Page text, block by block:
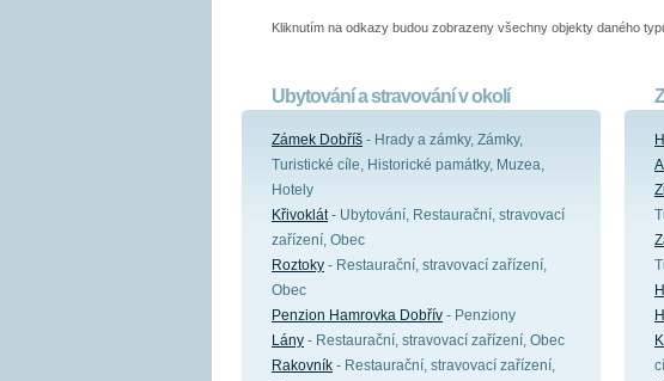
Kliknutím na odkazy budou zobrazeny všechny objekty daného
Ubytování a stravování v okolí
Zámek Dobříš - Hrady a zámky, Zámky,
Turistické cíle, Historické památky, Muzea,
Hotely
Křivoklát- Ubytování, Restaurační, stravovací
zařízení, Obec
Roztoky - Restaurační, stravovací zařízení,
Obec
Penzion Hamrovka Dobřív - Penziony
Lány - Restaurační, stravovací zařízení, Obec
Rakovník - Restaurační, stravovací zařízení,